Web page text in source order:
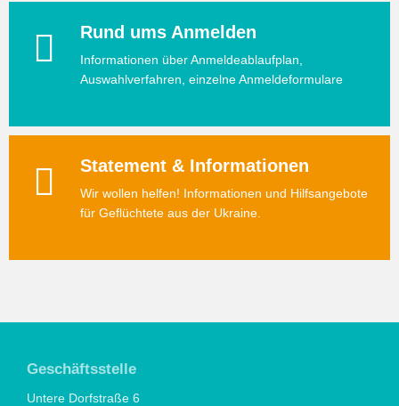
Rund ums Anmelden
Informationen über Anmeldeablaufplan,
Auswahlverfahren, einzelne Anmeldeformulare
Statement & Informationen
Wir wollen helfen! Informationen und Hilfsangebote
für Geflüchtete aus der Ukraine.
Geschäftsstelle
Untere Dorfstraße 6